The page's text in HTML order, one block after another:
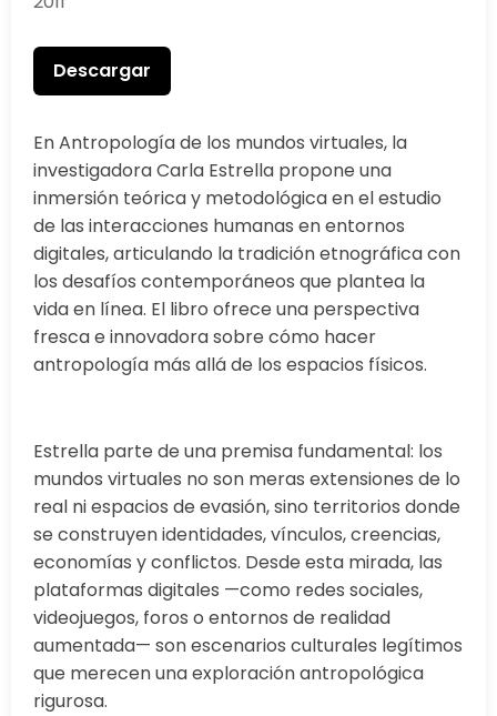
Descargar
En Antropología de los mundos virtuales, la
investigadora Carla Estrella propone una
inmersión teórica y metodológica en el estudio
de las interacciones humanas en entornos
digitales, articulando la tradición etnográfica con
los desafíos contemporáneos que plantea la
vida en línea. El libro ofrece una perspectiva
fresca e innovadora sobre cómo hacer
antropología más allá de los espacios físicos.
Estrella parte de una premisa fundamental: los
mundos virtuales no son meras extensiones de lo
real ni espacios de evasión, sino territorios donde
se construyen identidades, vínculos, creencias,
economías y conflictos. Desde esta mirada, las
plataformas digitales —como redes sociales,
videojuegos, foros o entornos de realidad
aumentada— son escenarios culturales legítimos
que merecen una exploración antropológica
rigurosa.